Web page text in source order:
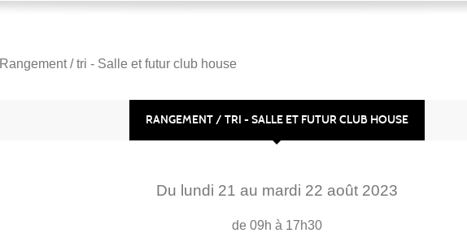
Rangement / tri - Salle et futur club house
RANGEMENT / TRI - SALLE ET FUTUR CLUB HOUSE
Du lundi 21 au mardi 22 août 2023
de 09h à 17h30